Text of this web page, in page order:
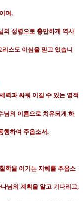
며,
의 성령으로 충만하게 역사
스도 이심을 믿고 있습니
력과 싸워 이길 수 있는 영적
님의 이름으로 치유되게 하
행하여 주옵소서.
학을 이기는 지혜를 주옵소
님의 계획을 알고 기다리고,